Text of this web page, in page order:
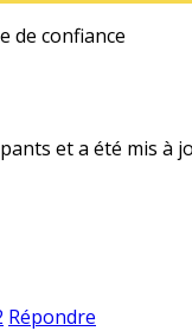
de confiance
et a été mis à
Répondre